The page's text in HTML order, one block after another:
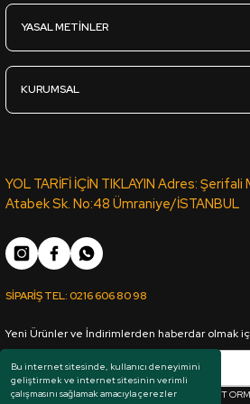
Bu internet sitesinde, kullanıcı deneyimini
geliştirmek ve internet sitesinin verimli
çalışmasını sağlamak amacıyla çerezler
555,00TL
Çim Yeşili Çift Yüz Boyalı Mdf
YASAL METİNLER
KURUMSAL
YOL TARİFİ İÇİN TIKLAYIN Adres: Şerifali
Atabek Sk. No:48 Ümraniye/İSTANBUL
SİPARİŞ TEL:0216 606 80 98
Yeni Ürünler ve İndirimlerden haberdar olmak
Her hakkı saklıdır. Copyright © 1983 - 2025 ARKUT